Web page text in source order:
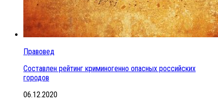
Правовед
Составлен рейтинг криминогенно опасных российских
городов
06.12.2020